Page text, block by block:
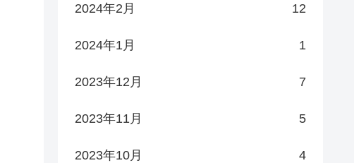
2024年2月 12
2024年1月 1
2023年12月 7
2023年11月 5
2023年10月 4